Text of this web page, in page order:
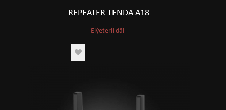
REPEATER TENDA A18
Elýeterli däl